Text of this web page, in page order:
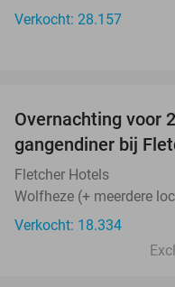
Verkocht: 28.157
Overnachting voor
gangendiner bij
Fletcher Hotels
Wolfheze (+ meerdere
Verkocht: 18.334